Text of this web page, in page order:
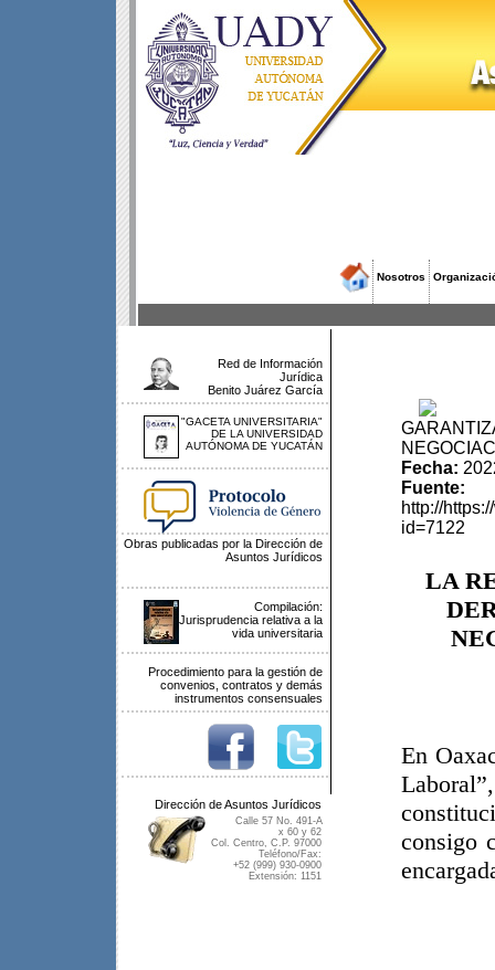
Nosotros
Red de Información
Jurídica
Benito Juárez García
"GACETA UNIVERSITARIA"
DE LA UNIVERSIDAD
AUTÓNOMA DE YUCATÁN
Obras publicadas por la Dirección de
Asuntos Jurídicos
Compilación:
Jurisprudencia relativa a la
vida universitaria
Procedimiento para la gestión de
convenios, contratos y demás
instrumentos consensuales
Dirección de Asuntos Jurídicos
Calle 57 No. 491-A
x 60 y 62
Col. Centro, C.P. 97000
Teléfono/Fax:
+52 (999) 930-0900
Extensión: 1151
Fecha:
Fuente:
http://
id=7122
LA
En
consigo